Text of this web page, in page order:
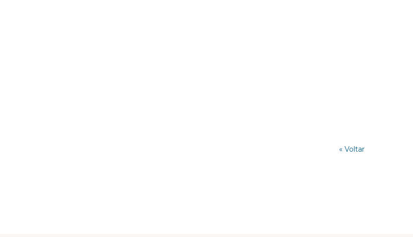
« Voltar